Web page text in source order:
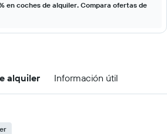
en coches de alquiler. Compara ofertas de
alquiler Información útil